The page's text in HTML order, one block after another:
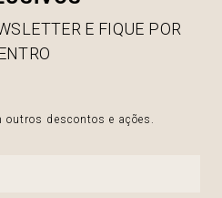
E FIQUE POR
descontos e ações.